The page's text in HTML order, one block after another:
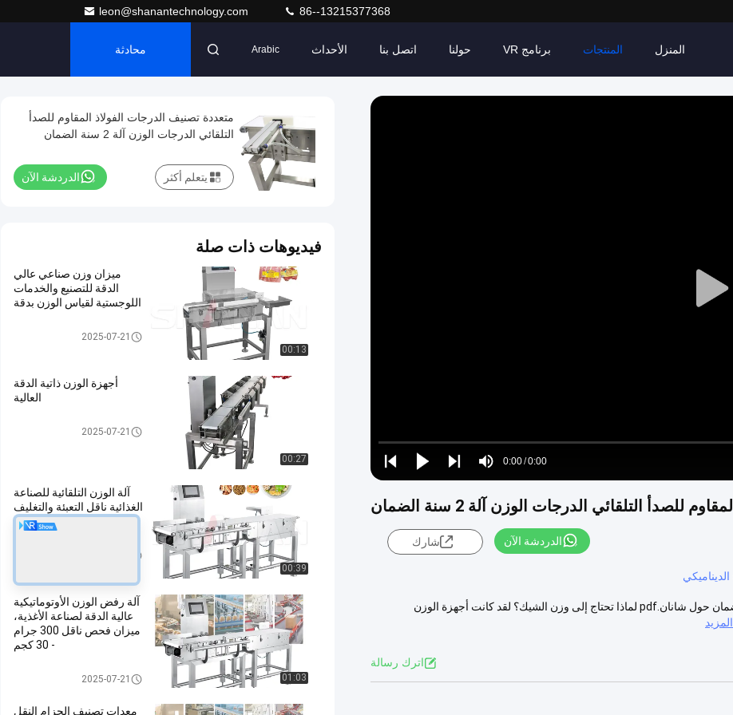
leon@shanantechnology.com 86--13215377368
المنزل المنتجات برنامج VR حولنا اتصل بنا الأحداث Arabic محادثة
Play
Play
Play
Play
Mute
Time
0:00/0:00
Loaded:
0%
التلقائي الدرجات الوزن آلة 2 سنة الضمان
الدردشة الآن شارك
الدرجات المختلفة لفرز الوزن الآلي من الفولاذ المقاوم للصدأ 2 سنوات ضمان حول شانان.pdf لماذا تحتاج إلى وزن الشيك؟ لقد كانت أجهزة الوزن
اترك رسالة
متعددة تصنيف الدرجات الفولاذ المقاوم للصدأ
التلقائي الدرجات الوزن آلة 2 سنة الضمان
الدردشة الآن يتعلم أكثر
فيديوهات ذات صلة
00:13
ميزان وزن صناعي عالي
الدقة للتصنيع والخدمات
اللوجستية لقياس الوزن بدقة
2025-07-21
00:27
أجهزة الوزن ذاتية الدقة
العالية
2025-07-21
00:39
آلة الوزن التلقائية للصناعة
الغذائية ناقل التعبئة والتغليف
الوزن 300g-30kg
01:03
آلة رفض الوزن الأوتوماتيكية
عالية الدقة لصناعة الأغذية،
ميزان فحص ناقل 300 جرام
- 30 كجم
2025-07-21
معدات تصنيف الحزام النقل